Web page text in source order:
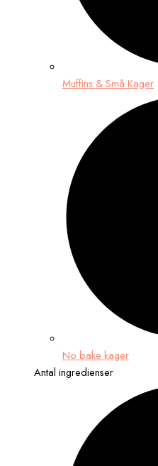
Muffins & Små Kager
No bake kager
Antal ingredienser